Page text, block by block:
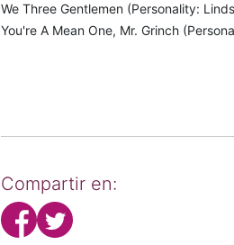
We Three Gentlemen (Personality:
You're A Mean One, Mr. Grinch
Compartir en: